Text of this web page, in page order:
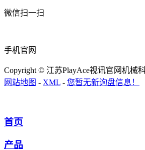
微信扫一扫
手机官网
Copyright © 江苏PlayAce视讯官网机械
网站地图 - XML - 您暂无新询盘信息！
首页
产品